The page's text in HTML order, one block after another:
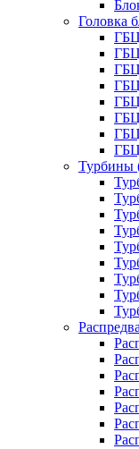
Головка
Турбины